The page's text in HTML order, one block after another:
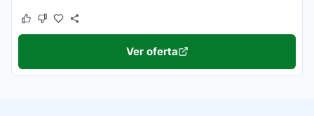
Este cupom funcionou
Este cupom não funcionou
Ver oferta